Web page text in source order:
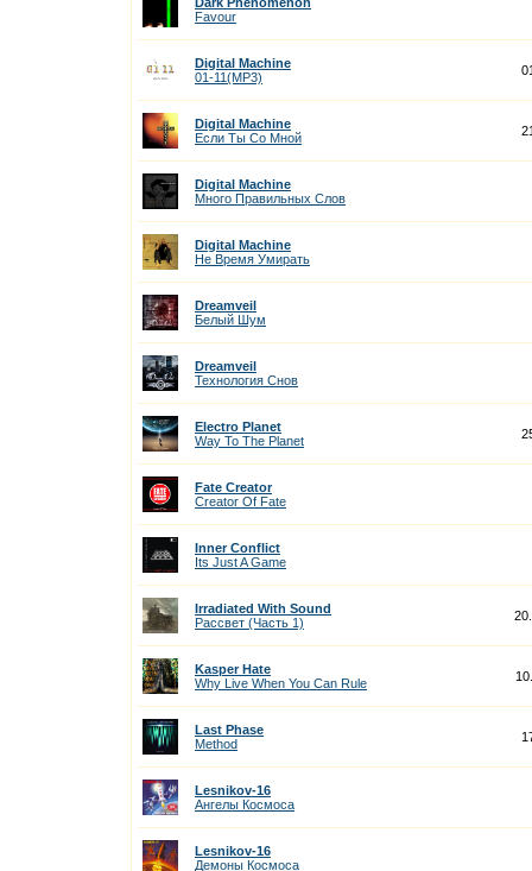
Favour
Digital Machine
01-11(MP3)
Digital Machine
Если Ты Со Мной
Digital Machine
Много Правильных Слов
Digital Machine
Не Время Умирать
Dreamveil
Белый Шум
Dreamveil
Технология Снов
Electro Planet
Way To The Planet
Fate Creator
Creator Of Fate
Inner Conflict
Its Just A Game
Irradiated With Sound
Рассвет (Часть 1)
Kasper Hate
Why Live When You Can Rule
Last Phase
Method
Lesnikov-16
Ангелы Космоса
Lesnikov-16
Демоны Космоса